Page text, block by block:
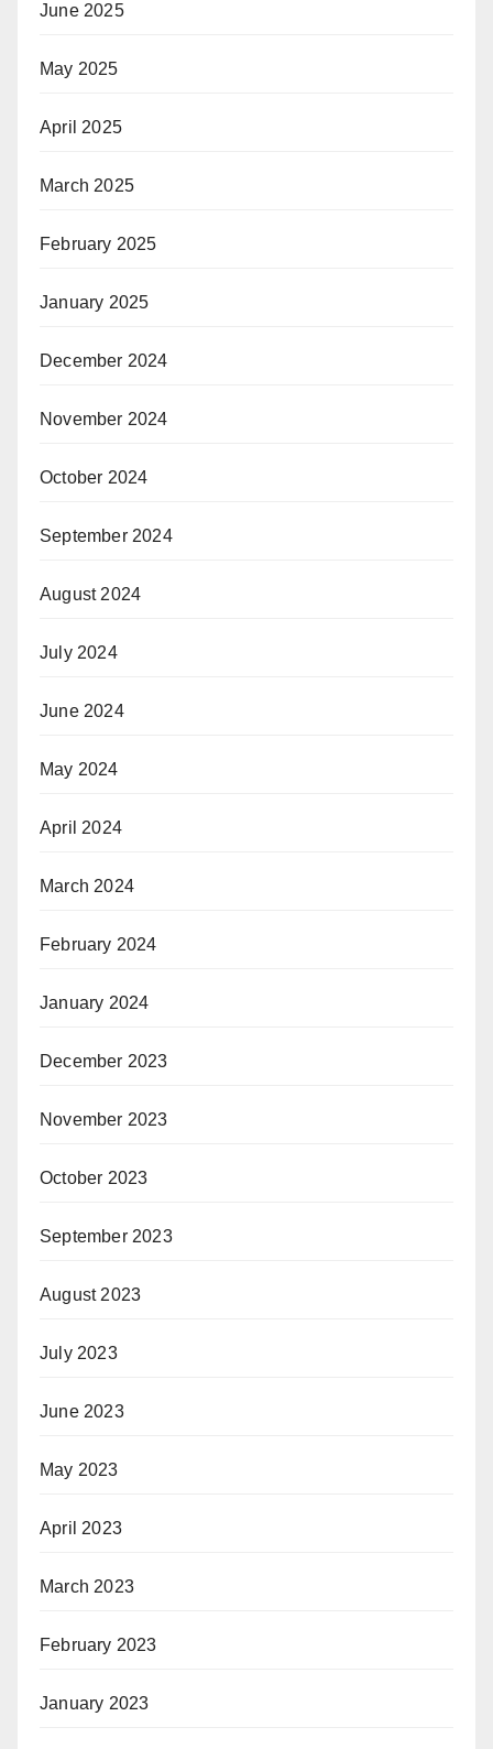
June 2025
May 2025
April 2025
March 2025
February 2025
January 2025
December 2024
November 2024
October 2024
September 2024
August 2024
July 2024
June 2024
May 2024
April 2024
March 2024
February 2024
January 2024
December 2023
November 2023
October 2023
September 2023
August 2023
July 2023
June 2023
May 2023
April 2023
March 2023
February 2023
January 2023